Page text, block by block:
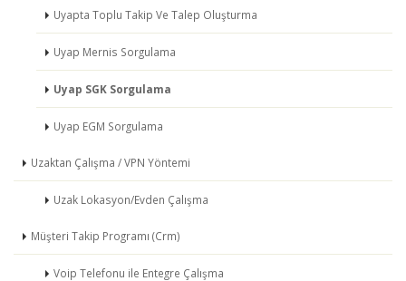
Uyapta Toplu Takip Ve Talep Oluşturma
Uyap Mernis Sorgulama
Uyap SGK Sorgulama
Uyap EGM Sorgulama
Uzaktan Çalışma / VPN Yöntemi
Uzak Lokasyon/Evden Çalışma
Müşteri Takip Programı (Crm)
Voip Telefonu ile Entegre Çalışma